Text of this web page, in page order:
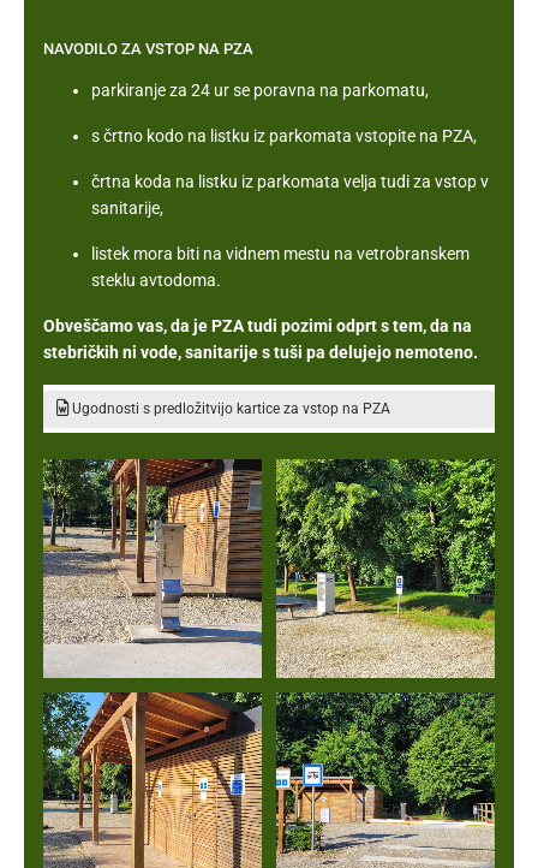
NAVODILO ZA VSTOP NA PZA
parkiranje za 24 ur se poravna na parkomatu,
s črtno kodo na listku iz parkomata vstopite na PZA,
črtna koda na listku iz parkomata velja tudi za vstop v
sanitarije,
listek mora biti na vidnem mestu na vetrobranskem
steklu avtodoma.
Obveščamo vas, da je PZA tudi pozimi odprt s tem, da na
stebričkih ni vode, sanitarije s tuši pa delujejo nemoteno.
Ugodnosti s predložitvijo kartice za vstop na PZA